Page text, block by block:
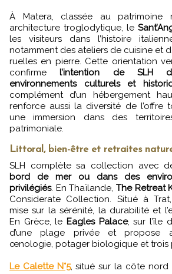
À Matera, classée au patrimoine
architecture troglodytique, le
les visiteurs dans l’histoire
notamment des ateliers de cuisine et
ruelles en pierre. Cette orientation
confirmel’intention de SLH
environnements culturels et
complément d’un hébergement
renforce aussi la diversité de l’offre
une immersion dans des
patrimoniale.
Littoral, bien-être et retraites
SLH complète sa collection avec
bord de mer ou dans des
privilégiés. En Thaïlande, The Retreat
Considerate Collection. Situé à
mise sur la sérénité, la durabilité et
En Grèce, le Eagles Palace, sur l’île
d’une plage privée et propose
œnologie, potager biologique et trois
Le Calette N°5, situé sur la côte